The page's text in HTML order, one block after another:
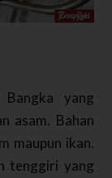
yang
asam. Bahan
maupun ikan.
tenggiri yang